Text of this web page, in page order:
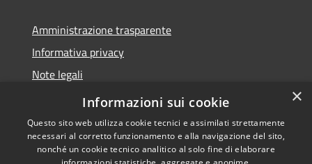
Amministrazione trasparente
Informativa privacy
Note legali
Dichiarazione di accessibilità
×
Informazioni sui cookie
Questo sito web utilizza cookie tecnici e assimilati strettamente
necessari al corretto funzionamento e alla navigazione del sito,
nonché un cookie tecnico analitico al solo fine di elaborare